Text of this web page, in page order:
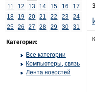
11
12 13 14 15 16
17
18
19 20 21 22 23
24
25
26 27 28 29 30 31
Категории:
Все категории
Компьютеры, связь
Лента новостей